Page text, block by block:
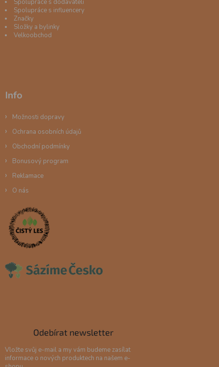
Spolupráce s dodavateli
Spolupráce s influencery
Značky
Složky a bylinky
Velkoobchod
Info
Možnosti dopravy
Ochrana osobních údajů
Obchodní podmínky
Bonusový program
Reklamace
O nás
Odebírat newsletter
Vložte svůj e-mail a my vám budeme zasílat
informace o nových produktech na našem e-